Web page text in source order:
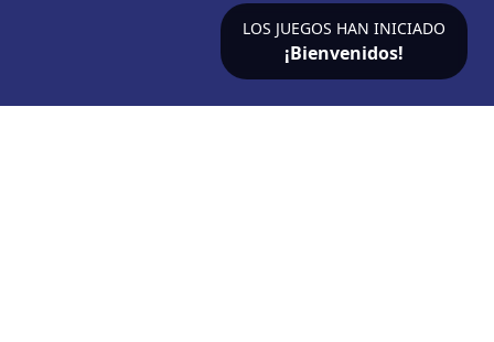
LOS JUEGOS HAN INICIADO
¡Bienvenidos!